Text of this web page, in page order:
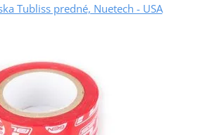
Tubliss predné, Nuetech - USA